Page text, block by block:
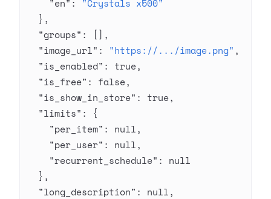
    "en"
: "Crystals x500"
  },
  "groups"
: [],
  "image_url"
: "https://.../image.png" ,
  "is_enabled"
: true,
  "is_free"
: false,
  "is_show_in_store"
: true,
  "limits"
: {
    "per_item"
: null,
    "per_user"
: null,
    "recurrent_schedule"
: null
  },
  "long_description"
: null,